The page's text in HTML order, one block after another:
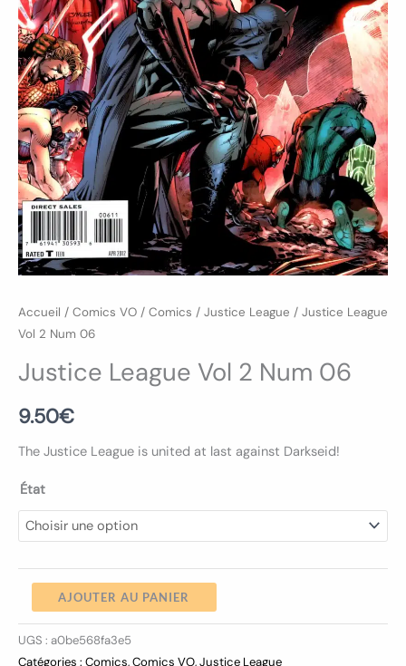
Accueil / Comics VO / Comics / Justice League / Justice League
Vol 2 Num 06
Justice League Vol 2 Num 06
9.50€
The Justice League is united at last against Darkseid!
État
AJOUTER AU PANIER
UGS : a0be568fa3e5
Catégories : Comics,Comics VO,Justice League